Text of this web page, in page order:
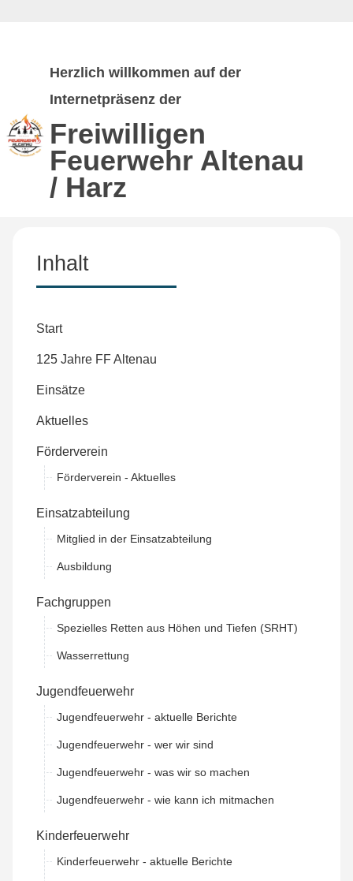
Herzlich willkommen auf der
Internetpräsenz der
Freiwilligen
Feuerwehr Altenau
/ Harz
Inhalt
Start
125 Jahre FF Altenau
Einsätze
Aktuelles
Förderverein
Förderverein - Aktuelles
Einsatzabteilung
Mitglied in der Einsatzabteilung
Ausbildung
Fachgruppen
Spezielles Retten aus Höhen und Tiefen (SRHT)
Wasserrettung
Jugendfeuerwehr
Jugendfeuerwehr - aktuelle Berichte
Jugendfeuerwehr - wer wir sind
Jugendfeuerwehr - was wir so machen
Jugendfeuerwehr - wie kann ich mitmachen
Kinderfeuerwehr
Kinderfeuerwehr - aktuelle Berichte